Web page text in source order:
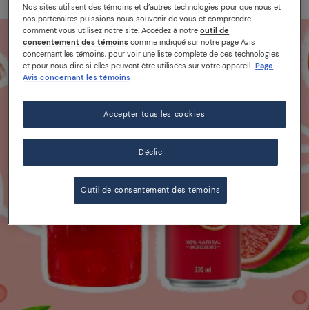
Nos sites utilisent des témoins et d’autres technologies pour que nous et
nos partenaires puissions nous souvenir de vous et comprendre
comment vous utilisez notre site. Accédez à notreoutil de
consentement des témoins comme indiqué sur notre page Avis
concernant les témoins, pour voir une liste complète de ces technologies
et pour nous dire si elles peuvent être utilisées sur votre appareil. Page
Avis concernant les témoins
Déclic
Accepter tous les cookies
Outil de consentement des témoins